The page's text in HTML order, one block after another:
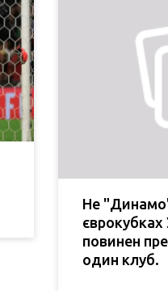
Не
єврокубках
повинен
один клуб.